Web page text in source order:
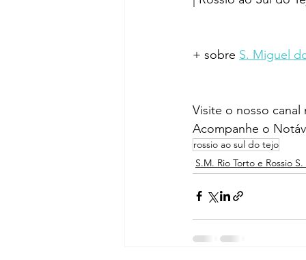
+ sobre S. Miguel
Visite o nosso canal
Acompanhe o
rossio ao sul do tejo
S.M. Rio Torto e Rossio